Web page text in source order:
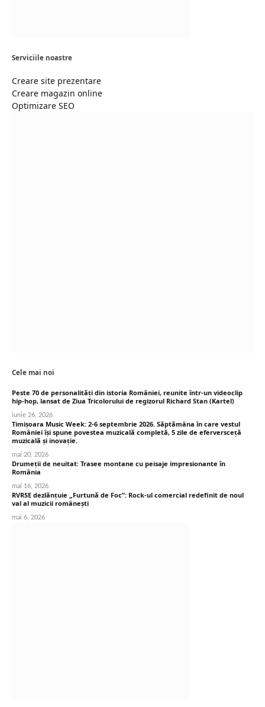
Serviciile noastre
Creare site prezentare
Creare magazin online
Optimizare SEO
Cele mai noi
Peste 70 de personalități din istoria României, reunite într-un videoclip
hip-hop, lansat de Ziua Tricolorului de regizorul Richard Stan (Kartel)
iunie 26, 2026
Timișoara Music Week: 2-6 septembrie 2026. Săptămâna în care vestul
României își spune povestea muzicală completă, 5 zile de eferversceță
muzicală și inovație.
mai 20, 2026
Drumeții de neuitat: Trasee montane cu peisaje impresionante în
România
mai 16, 2026
RVRSE dezlănțuie „Furtună de Foc”: Rock-ul comercial redefinit de noul
val al muzicii românești
mai 6, 2026